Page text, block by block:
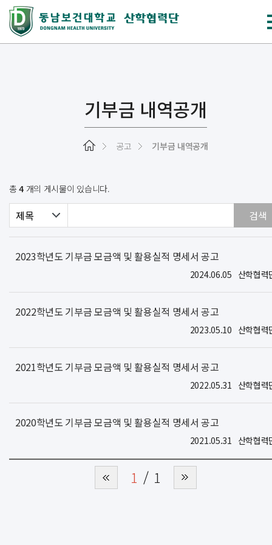
기부금 내역공개
공고 기부금 내역공개
총4 개의 게시물이 있습니다.
2023학년도 기부금 모금액 및 활용실적 명세서 공고
산학협력
2024.06.05
2022학년도 기부금 모금액 및 활용실적 명세서 공고
산학협력
2023.05.10
2021학년도 기부금 모금액 및 활용실적 명세서 공고
산학협력
2022.05.31
2020학년도 기부금 모금액 및 활용실적 명세서 공고
산학협력
2021.05.31
1 1